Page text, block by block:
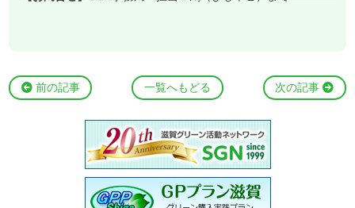
前の記事 一覧へもどる 次の記事